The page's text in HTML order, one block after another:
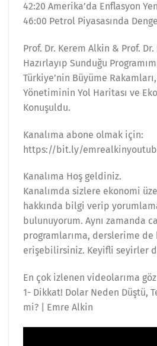
42:20 Amerika’da Enflasyon
46:00 Petrol Piyasasında
Prof. Dr. Kerem Alkin & Prof.
Hazırlayıp Sunduğu
Türkiye’nin Büyüme
Yönetiminin Yol Haritası ve
Konuşuldu.
Kanalıma abone olmak için:
https://bit.ly/
Kanalıma Hoş geldiniz.
Kanalımda sizlere ekonomi
hakkında bilgi verip
bulunuyorum. Aynı zamanda
programlarıma, derslerime de
erişebilirsiniz. Keyifli seyirler
En çok izlenen videolarıma göz
1- Dikkat! Dolar Neden Düştü,
mi? | Emre Alkin